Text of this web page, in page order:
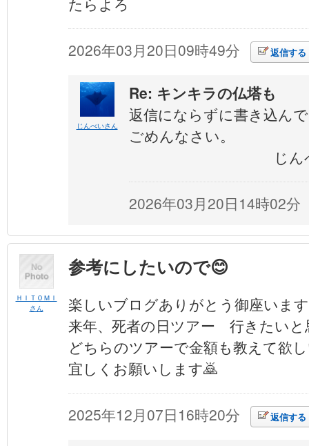
2026年03月20日09時49分 返信する
じんべいさん
Re: キンキラの仏塔も
返信にならずに書き込ん
ごめんなさい。
じんべ
2026年03月20日14時02分
ＨＩＴＯＭＩ
さん
参考にしたいので😊
楽しいブログありがとう御座います
来年、死者の日ツアー 行きたいと
どちらのツアーで金額も教えて欲
宜しくお願いします🙇
2025年12月07日16時20分 返信する